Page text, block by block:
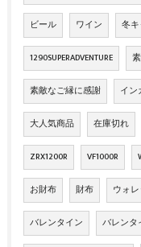
ビール ワイン 冬
1290SUPERADVENTURE
素敵なご縁に感謝 イン
大人気商品 在庫切れ
ZRX1200R VF1000R
お財布 財布 ウォ
バレンタイン バレンタ